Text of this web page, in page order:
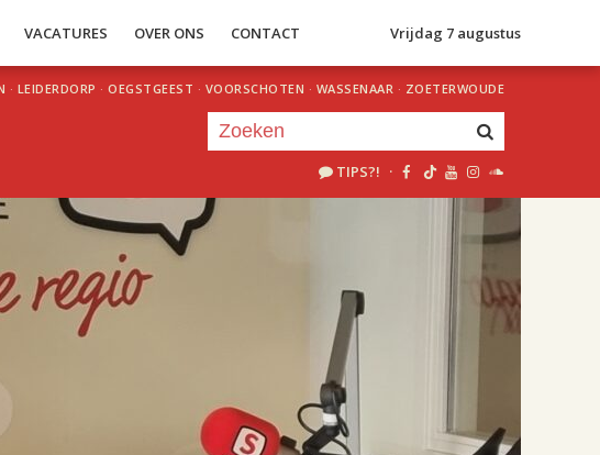
VACATURES OVER ONS CONTACT Vrijdag 7 augustus
· LEIDERDORP · OEGSTGEEST · VOORSCHOTEN · WASSENAAR · ZOETERWOUDE
TIPS?! ·
uur 1 van 2
Volgend uur